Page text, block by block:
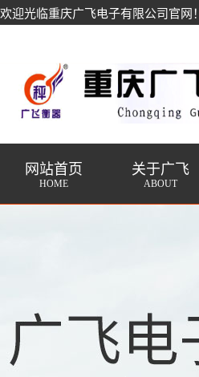
欢迎光临重庆广飞电子有限公司官网！
网站首页
HOME
关于广飞
ABOUT